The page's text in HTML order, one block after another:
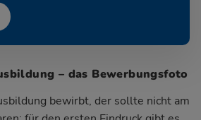
– das Bewerbungsfoto
bewirbt, der sollte nicht am